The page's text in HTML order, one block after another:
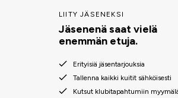
LIITY JÄSENEKSI
Jäsenenä saat vielä
enemmän etuja.
Erityisiä jäsentarjouksia
Tallenna kaikki kuitit sähköisesti
Kutsut klubitapahtumiin